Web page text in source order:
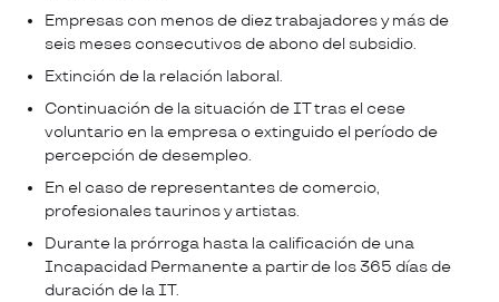
Empresas con menos de diez trabajadores y más de
seis meses consecutivos de abono del subsidio.
Extinción de la relación laboral.
Continuación de la situación de IT tras el cese
voluntario en la empresa o extinguido el período de
percepción de desempleo.
En el caso de representantes de comercio,
profesionales taurinos y artistas.
Durante la prórroga hasta la calificación de una
Incapacidad Permanente a partir de los 365 días de
duración de la IT.